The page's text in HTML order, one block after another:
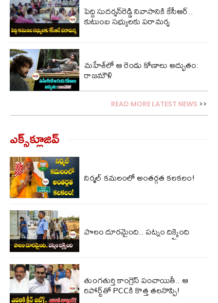
పెద్ది సుదర్శన్‌రెడ్డి నివాసానికి కేసీఆర్..
కుటుంబ సభ్యులకు పరామర్శ
మహేశ్‌లో ఆ రెండు కోణాలు అద్భుతం:
రాజమౌళి
READ MORE LATEST NEWS >>
ఎక్స్‌క్లూజివ్‌
నిర్మల్ కమలంలో అంతర్గత కలకలం!
పొలం దూరమైంది.. పట్నం దిక్కైంది
తుంగతుర్తి కాంగ్రెస్‌ పంచాయితీ.. ఆ
రిపోర్ట్‌తో PCCకి కొత్త తలనొప్పి!